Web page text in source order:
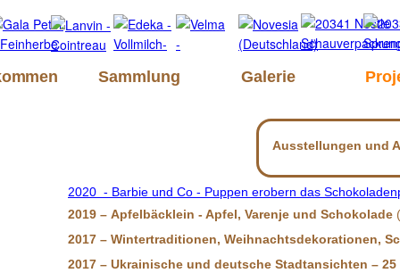
Sammlung Galerie
2020 - Barbie und Co - Puppen erobern das
2019 – Apfelbäcklein - Apfel, Varenje und Schokolade
2017 – Wintertraditionen, Weihnachtsdekorationen,
2017 – Ukrainische und deutsche Stadtansichten –
Ausstellungen und